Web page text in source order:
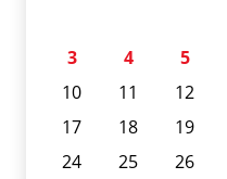
3
4 5
10
11 12
17
18 19
24
25 26